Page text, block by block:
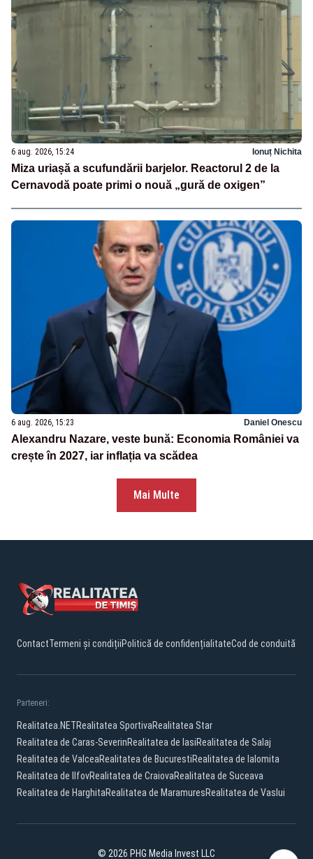
6 aug. 2026, 15:24 Ionuț Nichita
Miza uriașă a scufundării barjelor. Reactorul 2 de la
Cernavodă poate primi o nouă „gură de oxigen”
6 aug. 2026, 15:23 Daniel Onescu
Alexandru Nazare, veste bună: Economia României va
crește în 2027, iar inflația va scădea
Mai Multe
ContactTermeni și condițiiPolitică de confidențialitateCod de conduită
Parteneri:
Realitatea.NETRealitatea SportivaRealitatea Star
Realitatea de Caras-SeverinRealitatea de IasiRealitatea de Salaj
Realitatea de ValceaRealitatea de BucurestiRealitatea de Ialomita
Realitatea de IlfovRealitatea de CraiovaRealitatea de Suceava
Realitatea de HarghitaRealitatea de MaramuresRealitatea de Vaslui
© 2026 PHG Media Invest LLC